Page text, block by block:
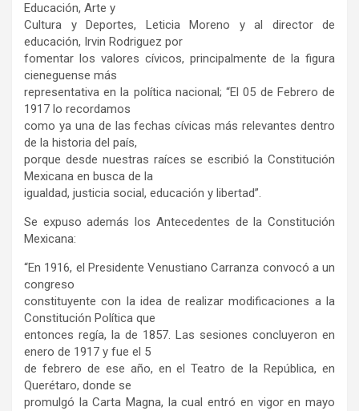
Educación, Arte y
Cultura y Deportes, Leticia Moreno y al director de
educación, Irvin Rodriguez por
fomentar los valores cívicos, principalmente de la figura
cieneguense más
representativa en la política nacional; “El 05 de Febrero de
1917 lo recordamos
como ya una de las fechas cívicas más relevantes dentro
de la historia del país,
porque desde nuestras raíces se escribió la Constitución
Mexicana en busca de la
igualdad, justicia social, educación y libertad”.
Se expuso además los Antecedentes de la Constitución
Mexicana:
“En 1916, el Presidente Venustiano Carranza convocó a un
congreso
constituyente con la idea de realizar modificaciones a la
Constitución Política que
entonces regía, la de 1857. Las sesiones concluyeron en
enero de 1917 y fue el 5
de febrero de ese año, en el Teatro de la República, en
Querétaro, donde se
promulgó la Carta Magna, la cual entró en vigor en mayo